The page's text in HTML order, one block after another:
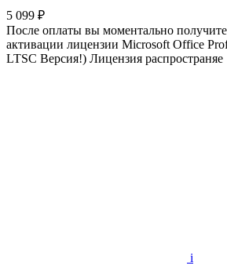
5 099 ₽
После оплаты вы моментально
активации лицензии Microsoft Office
LTSC Версия!) Лицензия распространяе
i